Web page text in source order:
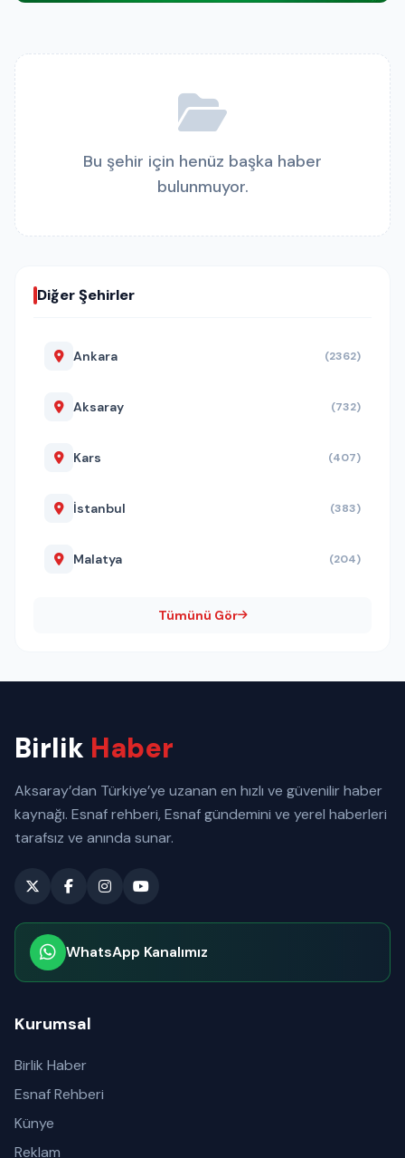
Bu şehir için henüz başka haber
bulunmuyor.
Diğer Şehirler
Ankara (2362)
Aksaray (732)
Kars (407)
İstanbul (383)
Malatya (204)
Tümünü Gör
Birlik Haber
Aksaray’dan Türkiye’ye uzanan en hızlı ve güvenilir haber
kaynağı. Esnaf rehberi, Esnaf gündemini ve yerel haberleri
tarafsız ve anında sunar.
WhatsApp Kanalımız
Kurumsal
Birlik Haber
Esnaf Rehberi
Künye
Reklam